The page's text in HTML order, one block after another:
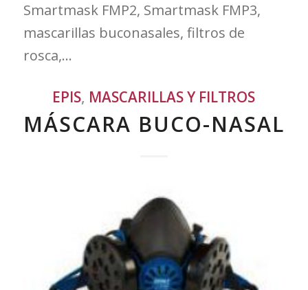
Smartmask FMP2, Smartmask FMP3,
mascarillas buconasales, filtros de
rosca,…
EPIS, MASCARILLAS Y FILTROS
MÁSCARA BUCO-NASAL